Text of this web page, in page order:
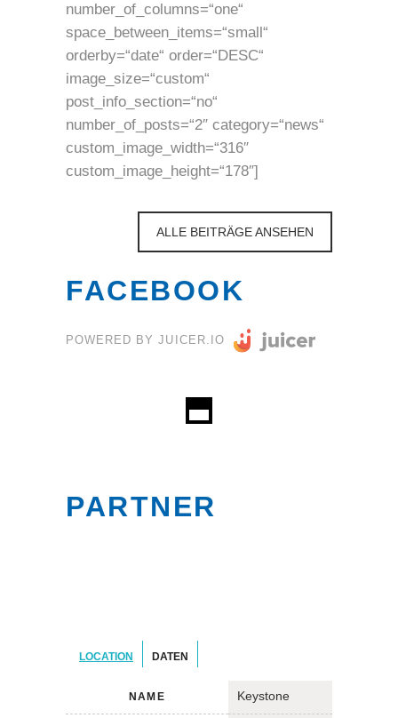
number_of_columns=“one“
space_between_items=“small“
orderby=“date“ order=“DESC“
image_size=“custom“
post_info_section=“no“
number_of_posts=“2″ category=“news“
custom_image_width=“316″
custom_image_height=“178″]
ALLE BEITRÄGE ANSEHEN
FACEBOOK
POWERED BY JUICER.IO
PARTNER
LOCATION DATEN
NAME Keystone